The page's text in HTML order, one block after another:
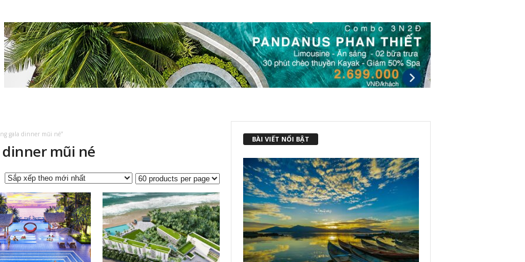
gala dinner mũi né”
mũi né
BÀI VIẾT NỔI BẬT